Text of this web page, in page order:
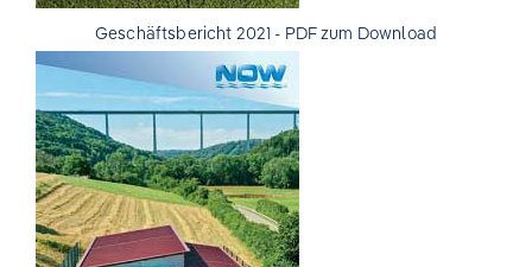
Geschäftsbericht 2021 - PDF zum Download